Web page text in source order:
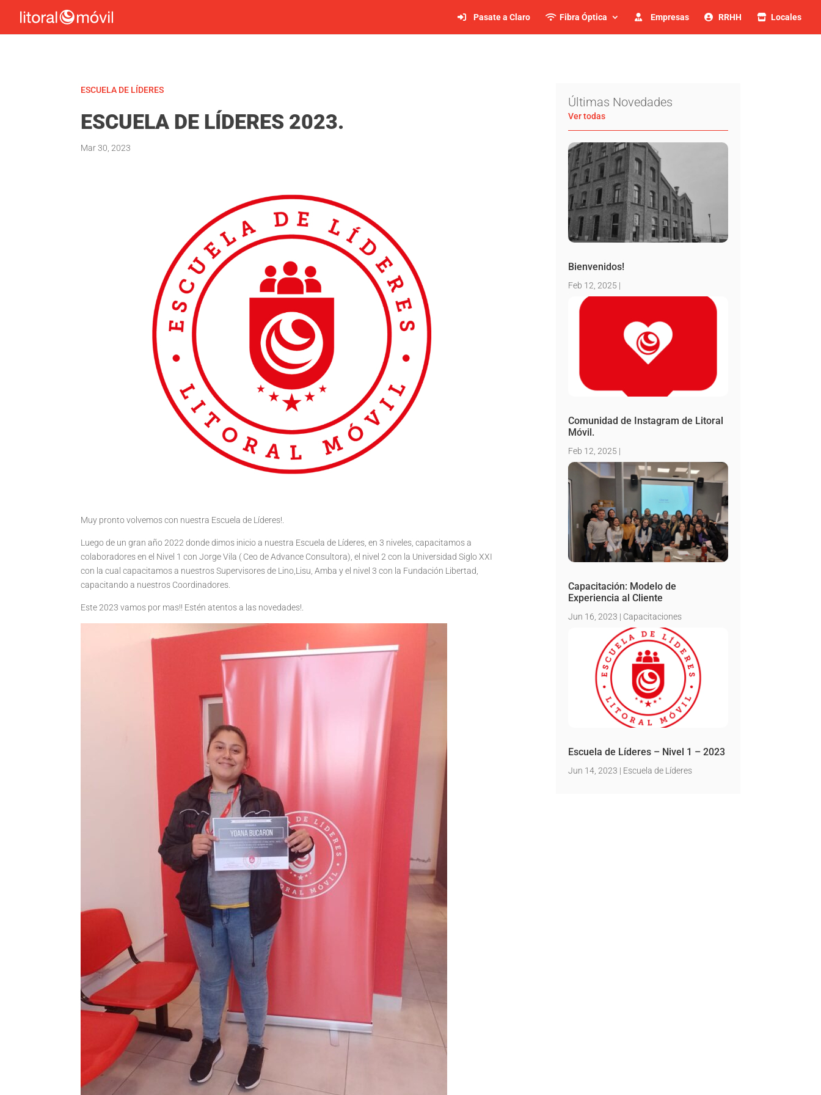
Pasate a Claro Fibra Óptica Empresas RRHH Locales
ESCUELA DE LÍDERES
ESCUELA DE LÍDERES 2023.
Mar 30, 2023
Muy pronto volvemos con nuestra Escuela de Líderes!.
Luego de un gran año 2022 donde dimos inicio a nuestra Escuela de Líderes, en 3 niveles, capacitamos a
colaboradores en el Nivel 1 con Jorge Vila ( Ceo de Advance Consultora), el nivel 2 con la Universidad Siglo XXI
con la cual capacitamos a nuestros Supervisores de Lino,Lisu, Amba y el nivel 3 con la Fundación Libertad,
capacitando a nuestros Coordinadores.
Este 2023 vamos por mas!! Estén atentos a las novedades!.
Últimas Novedades
Ver todas
Bienvenidos!
Feb 12, 2025 |
Comunidad de Instagram de Litoral
Móvil.
Feb 12, 2025 |
Capacitación: Modelo de
Experiencia al Cliente
Jun 16, 2023 | Capacitaciones
Escuela de Líderes – Nivel 1 – 2023
Jun 14, 2023 | Escuela de Líderes